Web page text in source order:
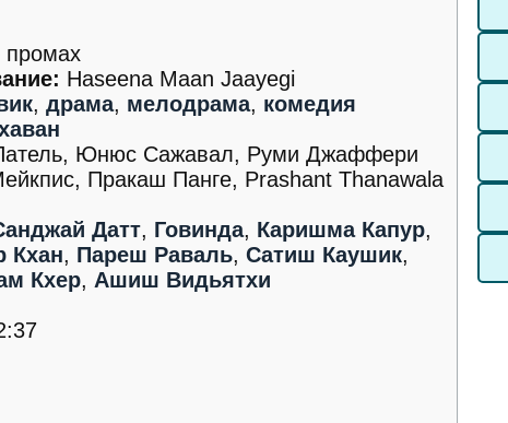
промах
Haseena Maan Jaayegi
, драма, мелодрама, комедия
Юнюс Сажавал, Руми Джаффери
Пракаш Панге, Prashant Thanawala
Датт, Говинда, Каришма Капур,
Кхан, Пареш Раваль, Сатиш Каушик,
Кхер, Ашиш Видьятхи